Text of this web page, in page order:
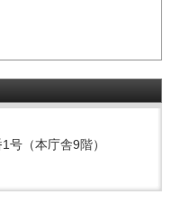
号（本庁舎9階）